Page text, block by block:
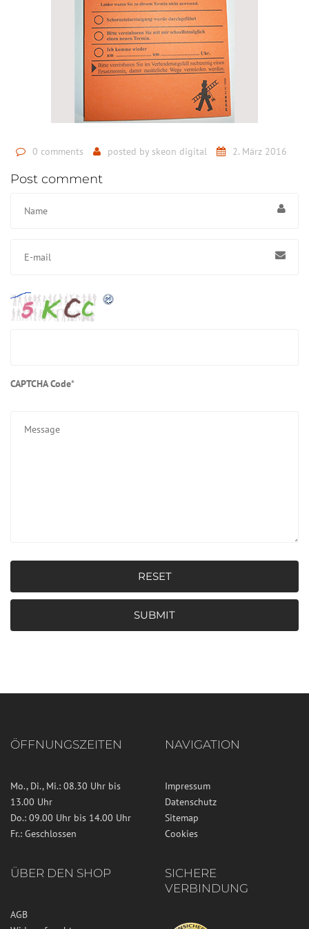
0 comments posted by skeon digital 2. März 2016
Post comment
CAPTCHA Code*
RESET
SUBMIT
ÖFFNUNGSZEITEN
Mo., Di., Mi.: 08.30 Uhr bis
13.00 Uhr
Do.: 09.00 Uhr bis 14.00 Uhr
Fr.: Geschlossen
NAVIGATION
Impressum
Datenschutz
Sitemap
Cookies
ÜBER DEN SHOP
AGB
SICHERE
VERBINDUNG